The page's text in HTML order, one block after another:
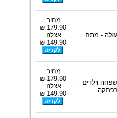
- מתח
מחיר:
179.90 ₪
אצלנו:
149.90 ₪
וילדים -
מחיר:
179.90 ₪
אצלנו:
149.90 ₪